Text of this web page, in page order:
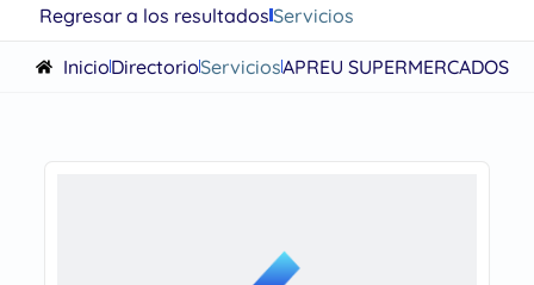
Regresar a los resultadosServicios
InicioDirectorioServiciosAPREU SUPERMERCADOS